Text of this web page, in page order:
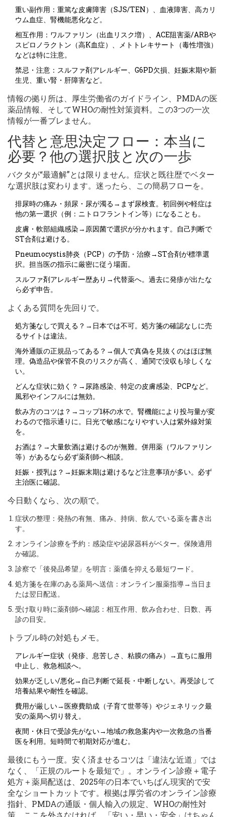
重い副作用：重篤な皮膚障害（SJS/TEN）、血液障害、高カリ
ウム血症、腎機能悪化など。
相互作用：ワルファリン（出血リスク増）、ACE阻害薬/ARBや
スピロノラクトン（高K血症）、メトトレキサート（毒性増強）
などは特に注意。
禁忌・注意：スルファ剤アレルギー、G6PD欠損、妊娠末期や新
生児、重い腎・肝障害など。
情報の拠り所は、厚生労働省のガイドライン、PMDAの医
薬品情報、そしてWHOの耐性対策資料。この3つの一次
情報が一番ブレません。
代替と意思決定フロー：本当に
必要？他の選択肢と次の一歩
バクタが“最適解”とは限りません。症状と既往歴でベター
な選択肢は変わります。迷ったら、この簡易フローを。
排尿時の痛み・頻尿・尿が濁る→まず尿検査。初回例や軽症は
他の第一選択（例：ニトロフラントイン等）になることも。
皮膚・軟部組織感染→原因菌で選択が分かれます。自己判断で
ST合剤は避ける。
Pneumocystis肺炎（PCP）の予防・治療→ST合剤が標準選
択。担当医の指示に厳密に従う場面。
スルファ剤アレルギー歴あり→代替薬へ。過去に発疹が出たな
ら必ず申告。
よくある質問を先回りで。
処方箋なしで買える？→日本では不可。処方箋の確認なしに売
るサイトは違法。
海外通販の正規品ってある？→個人で真偽を見抜くのはほぼ無
理。偽造品や保管不良のリスクが高く、通関で没収も珍しくな
い。
どんな症状に効く？→尿路感染、特定の皮膚感染、PCPなど。
風邪やインフルには無効。
飲み方のコツは？→コップ1杯の水で。腎機能により投与量が変
わるので指示通りに。日光で敏感になりやすい人は紫外線対策
を。
お酒は？→大量飲酒は避けるのが無難。併用薬（ワルファリン
等）があるなら必ず薬剤師へ相談。
妊娠・授乳は？→妊娠末期は避けるなど注意事項が多い。必ず
主治医に確認。
今日動くなら、次の順で。
症状の整理：発熱の有無、痛み、持病、飲んでいる薬を書き出
す。
オンライン診療を予約：感染症や泌尿器科がベター。保険適用
か確認。
診察で「後発品希望」を明言：薬価を抑える最短ワード。
処方箋を在庫のある薬局へ送信：オンライン服薬指導→当日ま
たは翌日配送。
受け取り時に薬剤師へ確認：相互作用、飲み合わせ、日数、再
診の目安。
トラブル時の対処もメモ。
アレルギー症状（発疹、息苦しさ、粘膜の痛み）→直ちに服用
中止し、救急相談へ。
効果が乏しい/悪化→自己判断で延長・中断しない。再受診して
培養結果や耐性を確認。
費用が厳しい→医療費助成（子育て世帯等）やジェネリック最
安の薬局へ切り替え。
夜間・休日で受診先がない→地域の救急案内や一次救急の当番
医を利用。短時間で初期対応が進む。
最後にもう一度。安く済ませるコツは「違法な近道」では
なく、「正規のルートを最短で」。オンライン診療＋電子
処方＋薬局配送は、2025年の日本でいちばん現実的で安
全なショートカットです。根拠は厚労省のオンライン診療
指針、PMDAの通販・個人輸入の規定、WHOの耐性対
策。ここを外さなければ、「安い・早い・安全」はちゃん